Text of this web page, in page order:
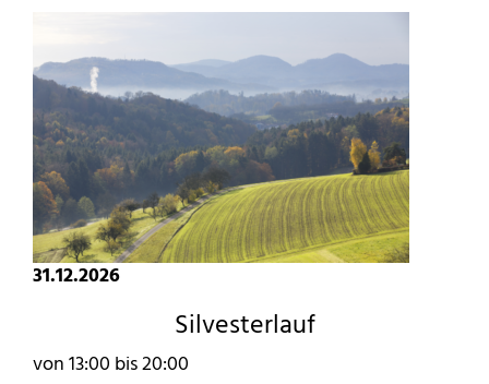
31.12.2026
Silvesterlauf
von 13:00 bis 20:00